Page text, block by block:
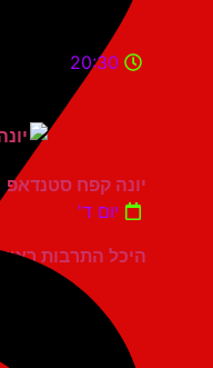
היכל התרבות ראשון לציון
20:30
יונה קפח סטנדאפ
יום ד'